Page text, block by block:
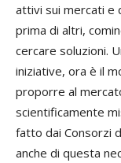
attivi sui mercati e
prima di altri,
cercare soluzioni.
iniziative, ora è il
proporre al
scientificamente
fatto dai Consorzi
anche di questa